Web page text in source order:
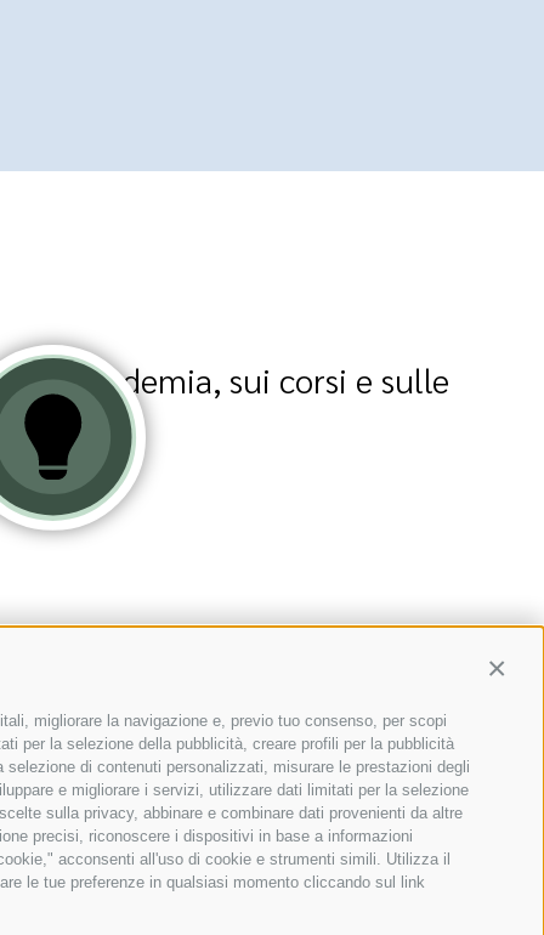
migliorare la navigazione e, previo tuo consenso, per scopi
per la selezione della pubblicità, creare profili per la pubblicità
di contenuti personalizzati, misurare le prestazioni degli
e migliorare i servizi, utilizzare dati limitati per la selezione
sulla privacy, abbinare e combinare dati provenienti da altre
precisi, riconoscere i dispositivi in base a informazioni
acconsenti all'uso di cookie e strumenti simili. Utilizza il
le tue preferenze in qualsiasi momento cliccando sul link
sui corsi e sulle